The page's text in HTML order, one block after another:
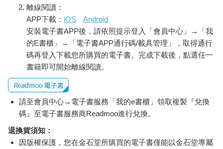
離線閱讀：
APP下載： iOS
Android
安裝電子書APP後，請依照提示登入「會員中心」→「我
的E書櫃」→「電子書APP通行碼/載具管理」，取得通行
碼再登入下載您所購買的電子書。完成下載後，點選任一
書籍即可開始離線閱讀。
請至會員中心→電子書服務「我的e書櫃」領取複製『兌換
碼』至電子書服務商Readmoo進行兌換。
退換貨須知：
因版權保護，您在金石堂所購買的電子書僅能以金石堂專屬